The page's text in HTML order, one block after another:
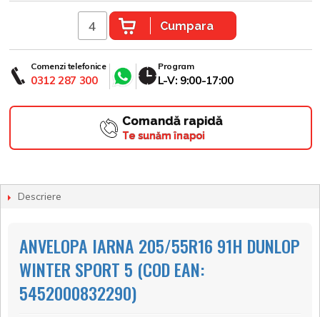
Cumpara
Comenzi telefonice
0312 287 300
Program
L-V: 9:00-17:00
Comandă rapidă
Te sunăm înapoi
Descriere
ANVELOPA IARNA 205/55R16 91H DUNLOP
WINTER SPORT 5 (COD EAN:
5452000832290)